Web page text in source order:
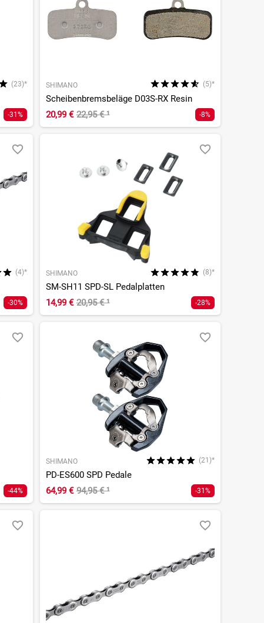
(23)*
-31%
SHIMANO (5)*
Scheibenbremsbeläge D03S-RX Resin
20,99 € 22,95 €¹ -8%
(4)*
-30%
SHIMANO (8)*
SM-SH11 SPD-SL Pedalplatten
14,99 € 20,95 €¹ -28%
-44%
SHIMANO (21)*
PD-ES600 SPD Pedale
64,99 € 94,95 €¹ -31%